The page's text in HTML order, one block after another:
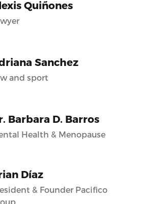
Quiñones
Sanchez
and sport
Barbara D. Barros
Health & Menopause
Díaz
& Founder Pacifico